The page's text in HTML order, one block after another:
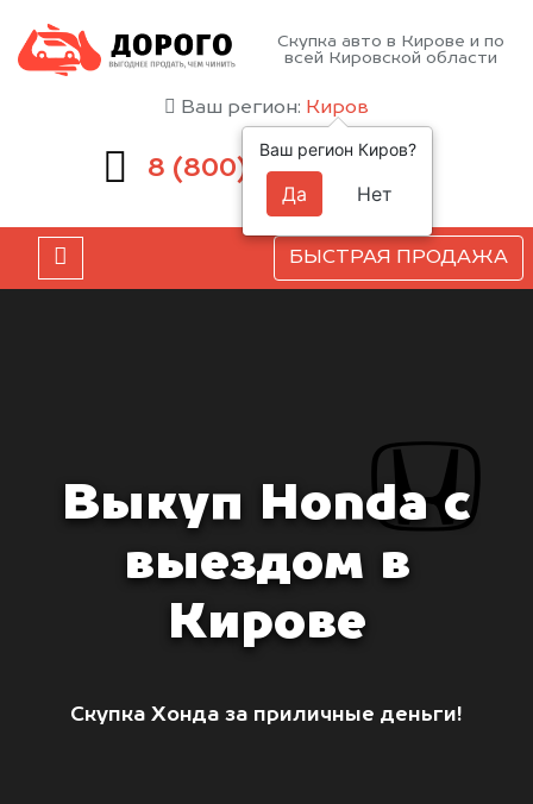
Скупка авто в Кирове и по
всей Кировской области
Ваш регион: Киров
8 (800) 551-81-15
БЫСТРАЯ ПРОДАЖА
Выкуп Honda с
выездом в
Кирове
Скупка Хонда за приличные деньги!
Ваш регион Киров?
Да Нет